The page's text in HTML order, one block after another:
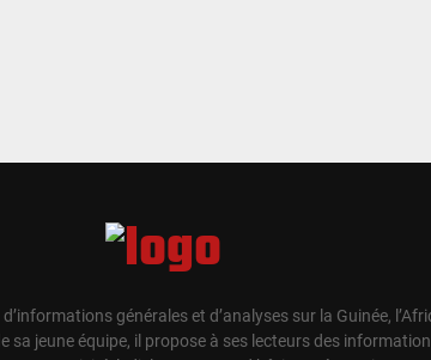
générales et d’analyses sur la Guinée,
sa jeune équipe, il propose à ses lecteurs des